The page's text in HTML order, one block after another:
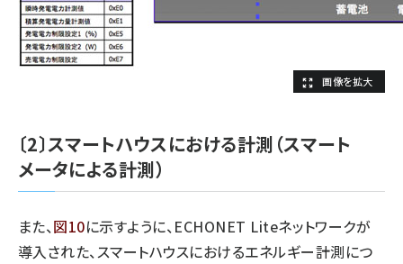
〔2〕スマートハウスにおける計測（スマート
メータによる計測）
また、図10に示すように、ECHONET Liteネットワークが
導入された、スマートハウスにおけるエネルギー計測につ